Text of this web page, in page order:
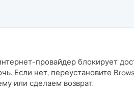
провайдер блокирует
Если нет, переустановите
или сделаем возврат.